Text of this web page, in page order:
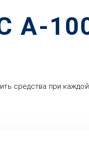
А-
средства при